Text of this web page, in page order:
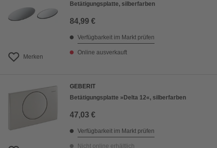
Merken
Betätigungsplatte, silberfarben
84,99 €
Verfügbarkeit im Markt prüfen
Online ausverkauft
GEBERIT
Betätigungsplatte »Delta 12«, silberfarben
47,03 €
Verfügbarkeit im Markt prüfen
Nicht online erhältlich